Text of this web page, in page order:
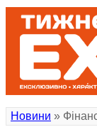
Новини »